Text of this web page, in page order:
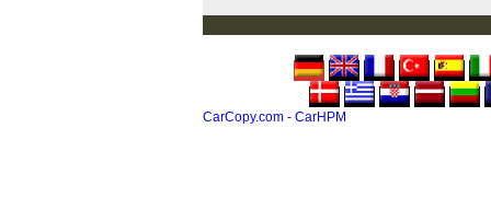
CarCopy.com - CarHPM